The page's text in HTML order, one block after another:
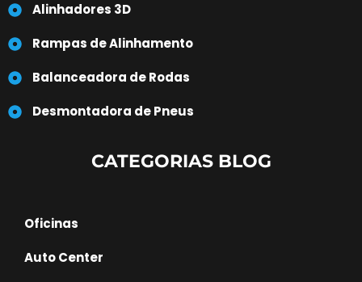
Alinhadores 3D
Rampas de Alinhamento
Balanceadora de Rodas
Desmontadora de Pneus
CATEGORIAS BLOG
Oficinas
Auto Center